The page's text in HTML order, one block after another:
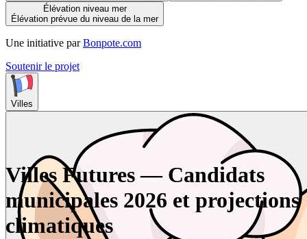
Élévation niveau mer
Élévation prévue du niveau de la mer
Une initiative par Bonpote.com
Soutenir le projet
Villes
Villes Futures — Candidats
municipales 2026 et projections
climatiques